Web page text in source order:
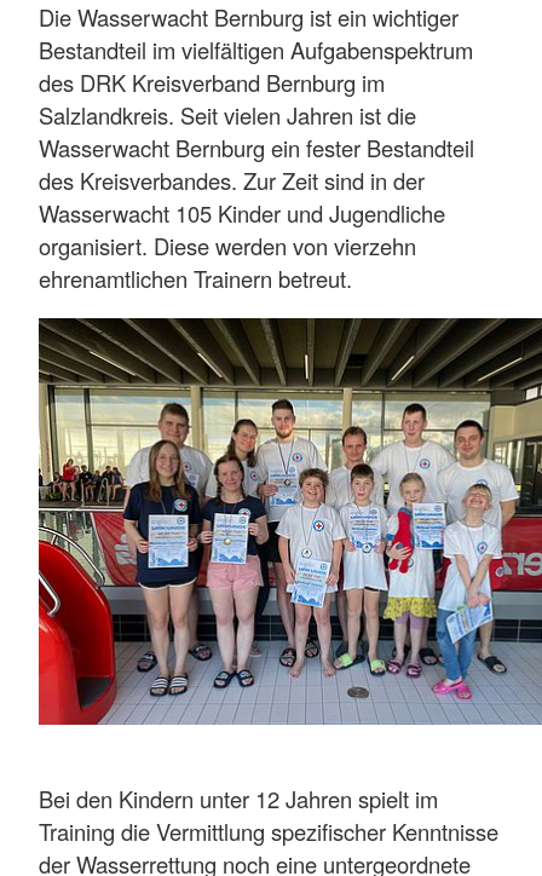
Die Wasserwacht Bernburg ist ein wichtiger
Bestandteil im vielfältigen Aufgabenspektrum
des DRK Kreisverband Bernburg im
Salzlandkreis. Seit vielen Jahren ist die
Wasserwacht Bernburg ein fester Bestandteil
des Kreisverbandes. Zur Zeit sind in der
Wasserwacht 105 Kinder und Jugendliche
organisiert. Diese werden von vierzehn
ehrenamtlichen Trainern betreut.
Bei den Kindern unter 12 Jahren spielt im
Training die Vermittlung spezifischer Kenntnisse
der Wasserrettung noch eine untergeordnete